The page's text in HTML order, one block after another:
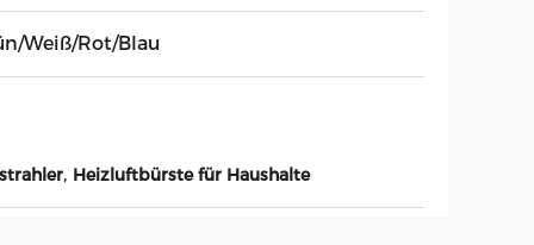
Weiß/Rot/Blau
, Heizluftbürste für Haushalte